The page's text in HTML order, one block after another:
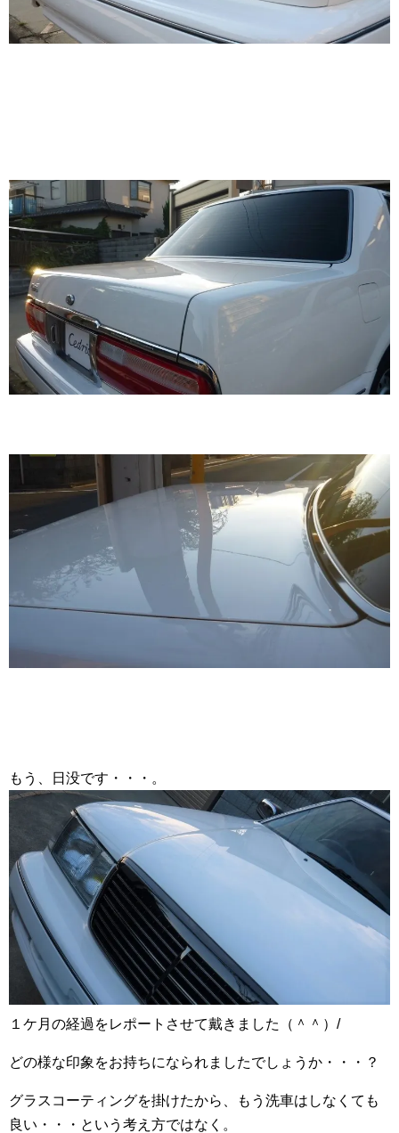
もう、日没です・・・。
１ケ月の経過をレポートさせて戴きました（＾＾）/
どの様な印象をお持ちになられましたでしょうか・・・？
グラスコーティングを掛けたから、もう洗車はしなくても
良い・・・という考え方ではなく。